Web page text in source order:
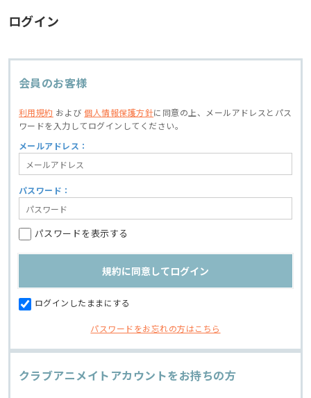
ログイン
会員のお客様
利用規約 および個人情報保護方針に同意の上、
メールアドレスとパス
ワードを入力してログインしてください。
メールアドレス：
パスワード：
パスワードを表示する
ログインしたままにする
パスワードをお忘れの方はこちら
クラブアニメイトアカウントをお持ちの方